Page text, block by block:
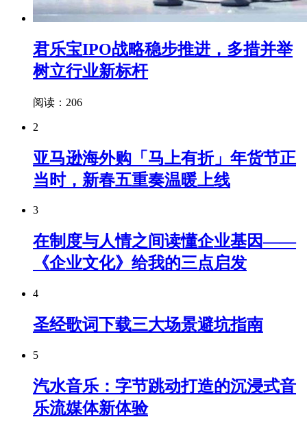
君乐宝IPO战略稳步推进，多措并举
树立行业新标杆
阅读：206
2
亚马逊海外购「马上有折」年货节正
当时，新春五重奏温暖上线
3
在制度与人情之间读懂企业基因——
《企业文化》给我的三点启发
4
圣经歌词下载三大场景避坑指南
5
汽水音乐：字节跳动打造的沉浸式音
乐流媒体新体验